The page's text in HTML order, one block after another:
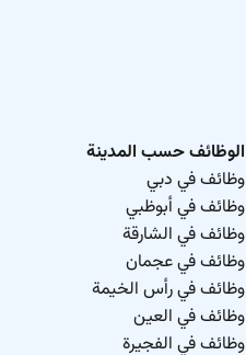
الوظائف حسب المدينة
وظائف في دبي
وظائف في أبوظبي
وظائف في الشارقة
وظائف في عجمان
وظائف في رأس الخيمة
وظائف في العين
وظائف في الفجيرة